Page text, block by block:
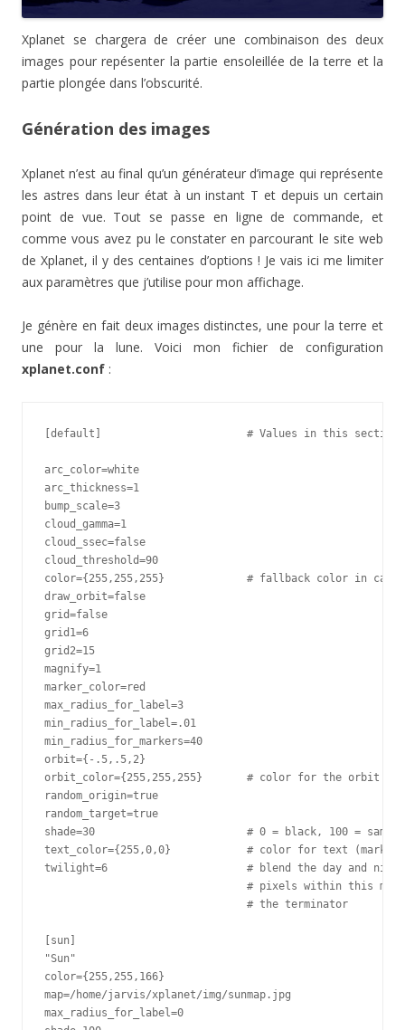
Xplanet se chargera de créer une combinaison des deux
images pour repésenter la partie ensoleillée de la terre et la
partie plongée dans l’obscurité.
Génération des images
Xplanet n’est au final qu’un générateur d’image qui représente
les astres dans leur état à un instant T et depuis un certain
point de vue. Tout se passe en ligne de commande, et
comme vous avez pu le constater en parcourant le site web
de Xplanet, il y des centaines d’options ! Je vais ici me limiter
aux paramètres que j’utilise pour mon affichage.
Je génère en fait deux images distinctes, une pour la terre et
une pour la lune. Voici mon fichier de configuration
xplanet.conf :
[default]                       # Values in this section
arc_color=white
arc_thickness=1
bump_scale=3
cloud_gamma=1
cloud_ssec=false
cloud_threshold=90
color={255,255,255}             # fallback color in case
draw_orbit=false
grid=false
grid1=6
grid2=15
magnify=1
marker_color=red
max_radius_for_label=3
min_radius_for_label=.01
min_radius_for_markers=40
orbit={-.5,.5,2}
orbit_color={255,255,255}       # color for the orbit
random_origin=true
random_target=true
shade=30                        # 0 = black, 100 = same
text_color={255,0,0}            # color for text (markers
twilight=6                      # blend the day and night
# pixels within this
                                # the terminator
[sun]
"Sun"
color={255,255,166}
map=/home/jarvis/xplanet/img/sunmap.jpg
max_radius_for_label=0